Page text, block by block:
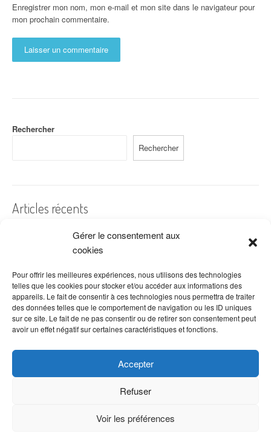
Gérer le consentement aux
cookies
Pour offrir les meilleures expériences, nous utilisons des technologies
telles que les cookies pour stocker et/ou accéder aux informations des
appareils. Le fait de consentir à ces technologies nous permettra de traiter
des données telles que le comportement de navigation ou les ID uniques
sur ce site. Le fait de ne pas consentir ou de retirer son consentement peut
avoir un effet négatif sur certaines caractéristiques et fonctions.
Accepter
Refuser
Voir les préférences
Enregistrer mon nom, mon e-mail et mon site dans le navigateur pour
mon prochain commentaire.
Rechercher
Rechercher
Articles récents
A quelles dates de l’année offre-t-on des fleurs ?
Les fleurs préférées des Français
Combien de fois arroser un cactus ?
Quelles fleurs offrir pour la fête des mères ?
Idées de décoration avec fleurs séchées